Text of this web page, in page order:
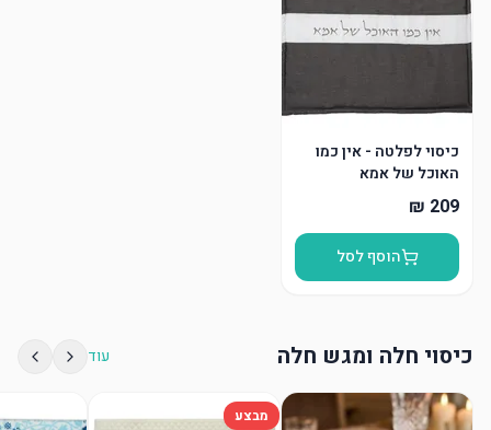
כיסוי לפלטה - אין כמו
האוכל של אמא
הוסף לסל
כיסוי חלה ומגש חלה עוד
מבצע